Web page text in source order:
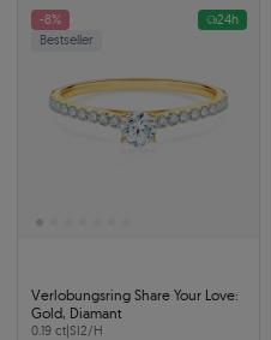
-8%
Bestseller
24h
Verlobungsring Share Your Love:
Gold, Diamant
0.19 ct|SI2/H